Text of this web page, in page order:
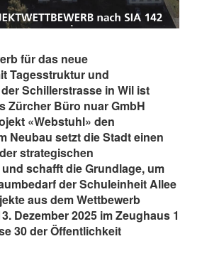
für das neue
Tagesstruktur und
Schillerstrasse in Wil ist
Zürcher Büro nuar GmbH
«Webstuhl» den
Neubau setzt die Stadt einen
strategischen
schafft die Grundlage, um
der Schuleinheit Allee
aus dem Wettbewerb
Dezember 2025 im Zeughaus 1
30 der Öffentlichkeit